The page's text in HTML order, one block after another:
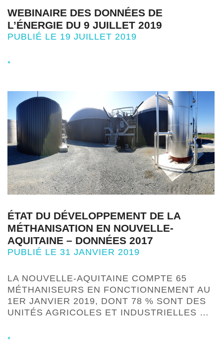
WEBINAIRE DES DONNÉES DE
L’ÉNERGIE DU 9 JUILLET 2019
PUBLIÉ LE 19 JUILLET 2019
+
ÉTAT DU DÉVELOPPEMENT DE LA
MÉTHANISATION EN NOUVELLE-
AQUITAINE – DONNÉES 2017
PUBLIÉ LE 31 JANVIER 2019
LA NOUVELLE-AQUITAINE COMPTE 65
MÉTHANISEURS EN FONCTIONNEMENT AU
1ER JANVIER 2019, DONT 78 % SONT DES
UNITÉS AGRICOLES ET INDUSTRIELLES …
+